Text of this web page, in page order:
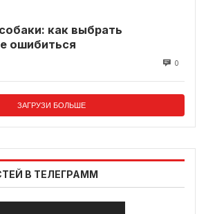
как выбрать
ошибиться
0
ЗАГРУЗИ БОЛЬШЕ
В ТЕЛЕГРАММ